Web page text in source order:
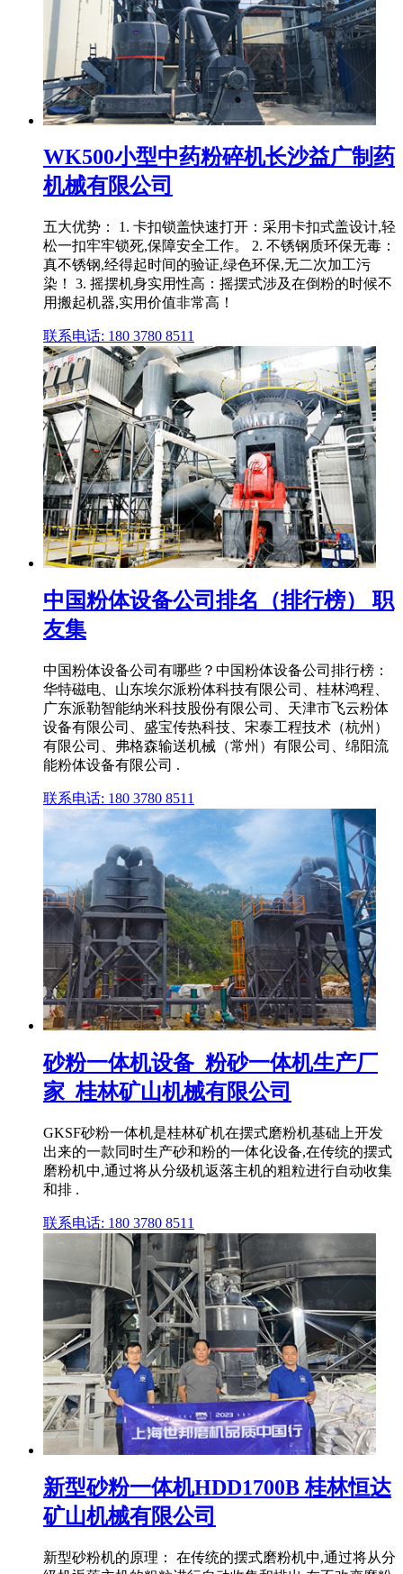
WK500小型中药粉碎机长沙益广制药
机械有限公司
五大优势： 1. 卡扣锁盖快速打开：采用卡扣式盖设计,轻
松一扣牢牢锁死,保障安全工作。 2. 不锈钢质环保无毒：
真不锈钢,经得起时间的验证,绿色环保,无二次加工污
染！ 3. 摇摆机身实用性高：摇摆式涉及在倒粉的时候不
用搬起机器,实用价值非常高！
联系电话: 180 3780 8511
中国粉体设备公司排名（排行榜） 职
友集
中国粉体设备公司有哪些？中国粉体设备公司排行榜：
华特磁电、山东埃尔派粉体科技有限公司、桂林鸿程、
广东派勒智能纳米科技股份有限公司、天津市飞云粉体
设备有限公司、盛宝传热科技、宋泰工程技术（杭州）
有限公司、弗格森输送机械（常州）有限公司、绵阳流
能粉体设备有限公司 .
联系电话: 180 3780 8511
砂粉一体机设备_粉砂一体机生产厂
家_桂林矿山机械有限公司
GKSF砂粉一体机是桂林矿机在摆式磨粉机基础上开发
出来的一款同时生产砂和粉的一体化设备,在传统的摆式
磨粉机中,通过将从分级机返落主机的粗粒进行自动收集
和排 .
联系电话: 180 3780 8511
新型砂粉一体机HDD1700B 桂林恒达
矿山机械有限公司
新型砂粉机的原理： 在传统的摆式磨粉机中,通过将从分